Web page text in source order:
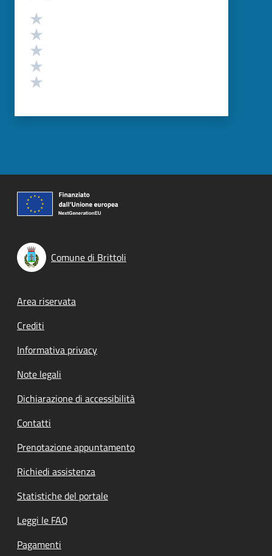
Valutazione
Comune di Brittoli
Footer menu
Area riservata
Crediti
Informativa privacy
Note legali
Dichiarazione di accessibilità
Contatti
Prenotazione appuntamento
Richiedi assistenza
Statistiche del portale
Leggi le FAQ
Pagamenti